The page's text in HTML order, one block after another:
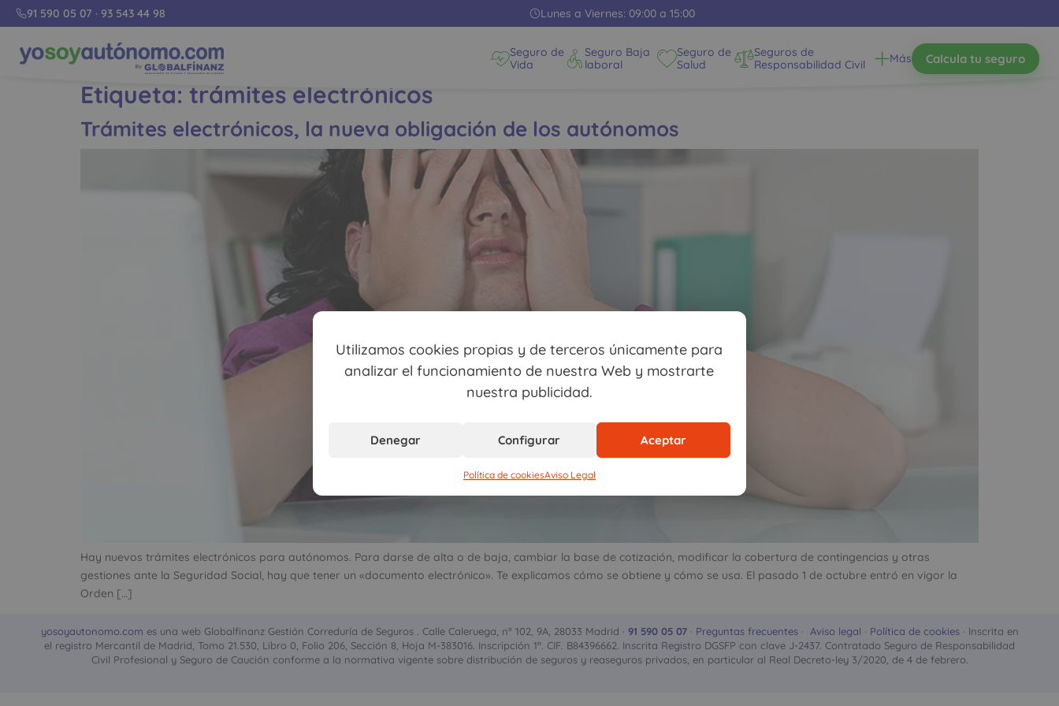
Utilizamos cookies propias y de terceros únicamente para
analizar el funcionamiento de nuestra Web y mostrarte
nuestra publicidad.
Aceptar
Denegar Configurar
Política de cookiesAviso Legal
91 590 05 07 · 93 543 44 98 Lunes a Viernes: 09:00 a 15:00
Seguro de
Vida
Seguro Baja
laboral
Seguro de
Salud
Seguros de
Responsabilidad Civil
Más Calcula tu seguro
Etiqueta: trámites electrónicos
Trámites electrónicos, la nueva obligación de los autónomos
Hay nuevos trámites electrónicos para autónomos. Para darse de alta o de baja, cambiar la base de cotización, modificar la cobertura de contingencias y otras
gestiones ante la Seguridad Social, hay que tener un «documento electrónico». Te explicamos cómo se obtiene y cómo se usa. El pasado 1 de octubre entró en vigor la
Orden […]
yosoyautonomo.com es una web Globalfinanz Gestión Correduría de Seguros . Calle Caleruega, nº 102, 9A, 28033 Madrid · 91 590 05 07 · Preguntas frecuentes· Aviso legal · Política de cookies· Inscrita en
el registro Mercantil de Madrid, Tomo 21.530, Libro 0, Folio 206, Sección 8, Hoja M-383016. Inscripción 1ª. CIF. B84396662. Inscrita Registro DGSFP con clave J-2437. Contratado Seguro de Responsabilidad
Civil Profesional y Seguro de Caución conforme a la normativa vigente sobre distribución de seguros y reaseguros privados, en particular al Real Decreto-ley 3/2020, de 4 de febrero.